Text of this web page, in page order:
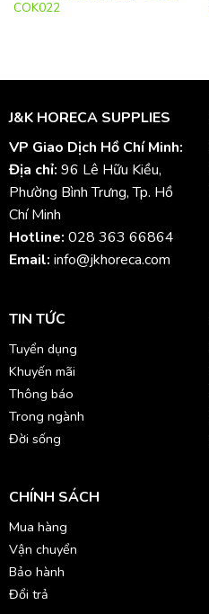
COK022
J&K HORECA SUPPLIES
VP Giao Dịch Hồ Chí Minh:
Địa chỉ: 96 Lê Hữu Kiều,
Phường Bình Trưng, Tp. Hồ
Chí Minh
Hotline: 028 363 66864
Email: info@jkhoreca.com
TIN TỨC
Tuyển dụng
Khuyến mãi
Thông báo
Trong ngành
Đời sống
CHÍNH SÁCH
Mua hàng
Vận chuyển
Bảo hành
Đổi trả